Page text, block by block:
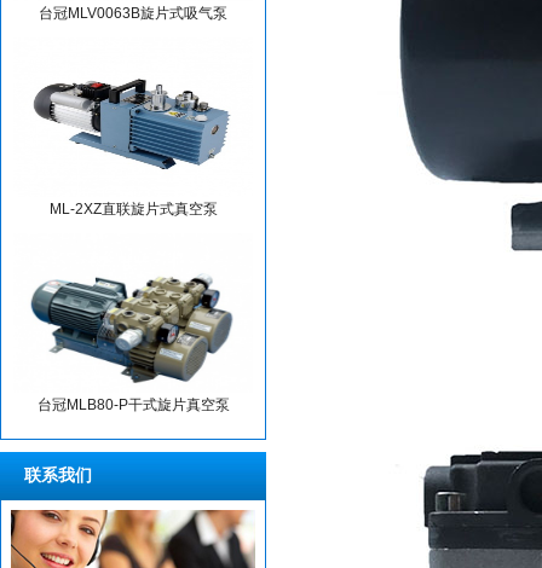
台冠MLV0063B旋片式吸气泵
ML-2XZ直联旋片式真空泵
台冠MLB80-P干式旋片真空泵
联系我们